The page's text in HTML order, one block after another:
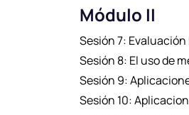
Módulo II
Sesión 7: Evaluación
Sesión 8: El uso de
Sesión 9:
Sesión 10: